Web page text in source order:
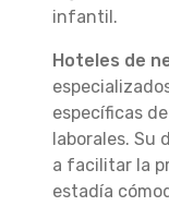
infantil.
Hoteles de
específicas
laborales. Su
a facilitar la
estadía